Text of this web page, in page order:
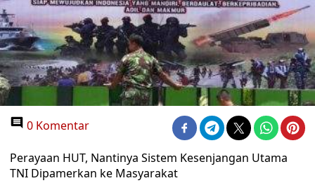
0 Komentar
Perayaan HUT, Nantinya Sistem Kesenjangan Utama
TNI Dipamerkan ke Masyarakat